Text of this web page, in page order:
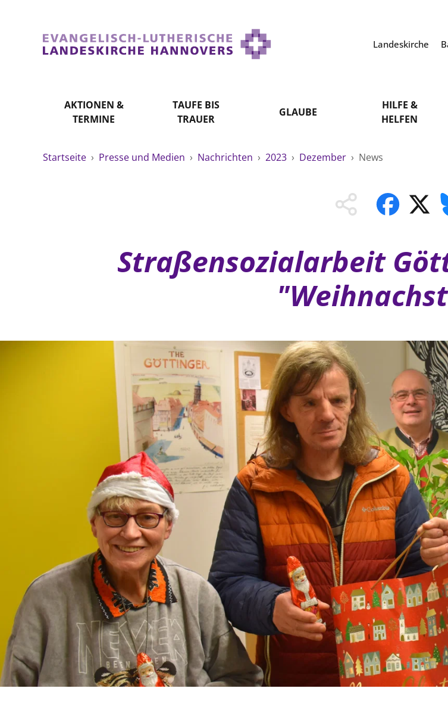
Landeskirche
AKTIONEN &
TERMINE
TAUFE BIS
TRAUER
GLAUBE
HILFE &
HELFEN
Startseite › Presse und Medien › Nachrichten › 2023 › Dezember › News
Straßensozialarbeit